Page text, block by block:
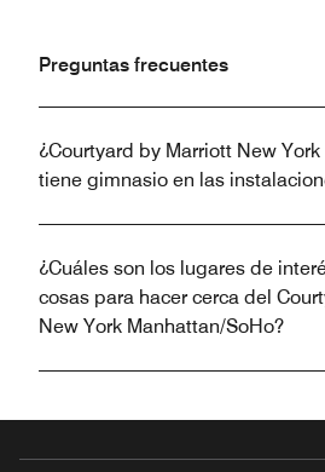
Preguntas frecuentes
¿Courtyard by Marriott New
tiene gimnasio en las
¿Cuáles son los lugares de
cosas para hacer cerca del
New York Manhattan/SoHo?